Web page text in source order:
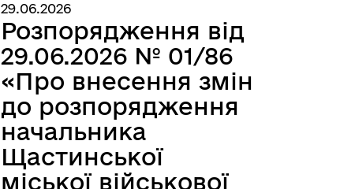
29.06.2026
Розпорядження від
29.06.2026 № 01/86
«Про внесення змін
до розпорядження
начальника
Щастинської
міської військової